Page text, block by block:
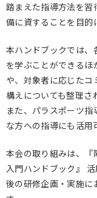
踏まえた指導方法を
備に資することを目的
本ハンドブックでは、
を学ぶことができる
や、対象者に応じた
構えについても整理さ
また、パラスポーツ
な方への指導にも活用
本会の取り組みは、『
入門ハンドブック』
後の研修企画・実施に